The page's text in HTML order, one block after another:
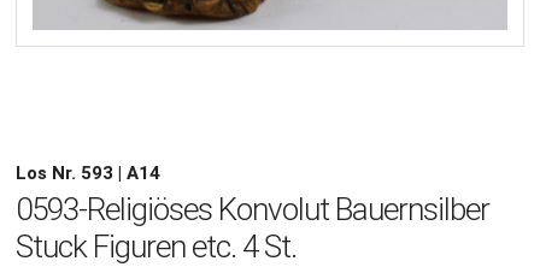
Los Nr. 593 | A14
0593-Religiöses Konvolut Bauernsilber
Stuck Figuren etc. 4 St.